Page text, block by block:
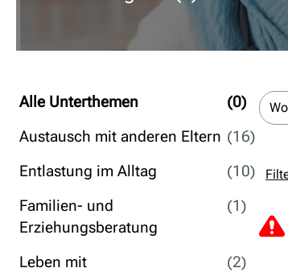
Alle Unterthemen
(0)
Austausch mit anderen Eltern (16)
Entlastung im Alltag
(10)
Familien- und
Erziehungsberatung
(1)
Leben mit
(2)
Wo